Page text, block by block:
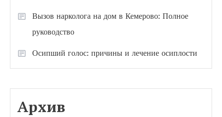
Вызов нарколога на дом в Кемерово: Полное
руководство
Осипший голос: причины и лечение осиплости
Архив